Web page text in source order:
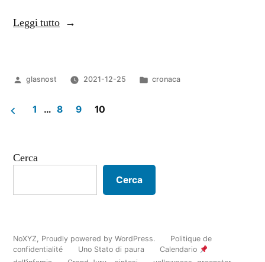
Leggi tutto“Cronaca
Pubblicato
glasnost 2021-12-25
Pubblicato
cronaca
degli
1 … 8 9 10
Cerca
Cerca
NoXYZ, Proudly powered by WordPress.
Politique de
confidentialité
Uno Stato di paura
Calendario